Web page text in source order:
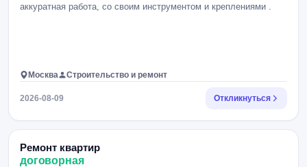
аккуратная работа, со своим инструментом и креплениями .
Москва Строительство и ремонт
2026-08-09 Откликнуться
Ремонт квартир
договорная